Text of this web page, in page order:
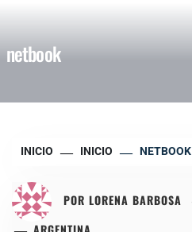
netbook
INICIO INICIO NETBOOK
POR LORENA BARBOSA